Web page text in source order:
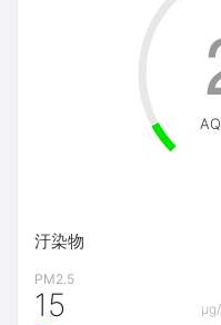
汙染物
PM2.5
15